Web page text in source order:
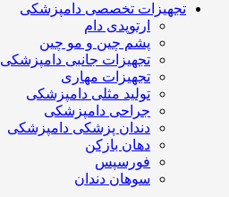
تجهیزات تخصصی دامپزشکی
ارتوپدی دام
پشم چین و مو چین
تجهیزات جانبی دامپزشکی
تجهیزات مهاری
تولید مثلی دامپزشکی
جراحی دامپزشکی
دندان پزشکی دامپزشکی
دهان بازکن
فورسپس
سوهان دندان